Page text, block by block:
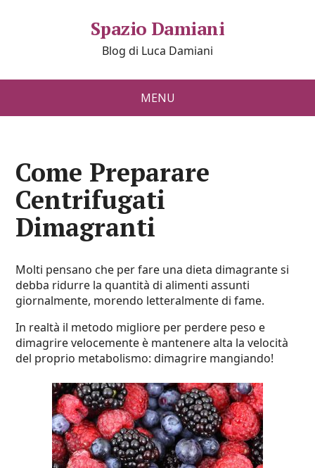
Spazio Damiani
Blog di Luca Damiani
MENU
Come Preparare
Centrifugati
Dimagranti
Molti pensano che per fare una dieta dimagrante si
debba ridurre la quantità di alimenti assunti
giornalmente, morendo letteralmente di fame.
In realtà il metodo migliore per perdere peso e
dimagrire velocemente è mantenere alta la velocità
del proprio metabolismo: dimagrire mangiando!